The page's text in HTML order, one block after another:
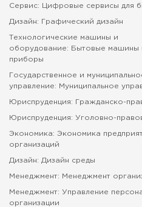
Сервис: Цифровые сервисы для
Дизайн: Графический дизайн
Технологические машины и
оборудование: Бытовые машины
приборы
Государственное и
управление: Муниципальное
Юриспруденция: Гражданско-
Юриспруденция: Уголовно-
Экономика: Экономика
организаций
Дизайн: Дизайн среды
Менеджмент: Менеджмент
Менеджмент: Управление
организации